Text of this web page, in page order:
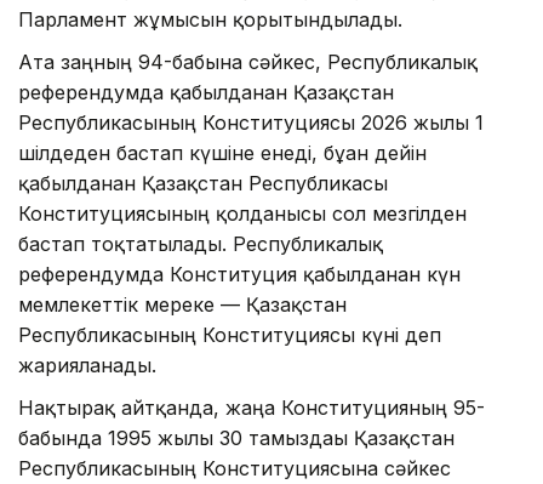
Парламент жұмысын қорытындылады.
Ата заңның 94-бабына сәйкес, Республикалық
референдумда қабылданған Қазақстан
Республикасының Конституциясы 2026 жылғы 1
шілдеден бастап күшіне енеді, бұған дейін
қабылданған Қазақстан Республикасы
Конституциясының қолданысы сол мезгілден
бастап тоқтатылады. Республикалық
референдумда Конституция қабылданған күн
мемлекеттік мереке — Қазақстан
Республикасының Конституциясы күні деп
жарияланады.
Нақтырақ айтқанда, жаңа Конституцияның 95-
бабында 1995 жылғы 30 тамыздағы Қазақстан
Республикасының Конституциясына сәйкес